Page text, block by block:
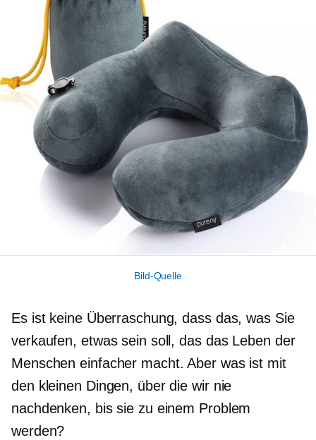
Bild-Quelle
Es ist keine Überraschung, dass das, was Sie
verkaufen, etwas sein soll, das das Leben der
Menschen einfacher macht. Aber was ist mit
den kleinen Dingen, über die wir nie
nachdenken, bis sie zu einem Problem
werden?